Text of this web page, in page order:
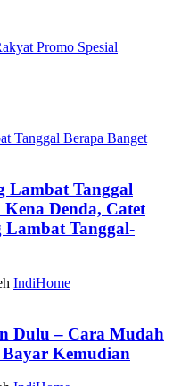
Promo Spesial
Lambat Tanggal
Denda, Catet
Lambat Tanggal-
IndiHome
Dulu – Cara Mudah
Kemudian